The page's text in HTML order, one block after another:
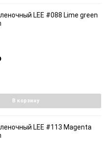
LEE #088 Lime green
В корзину
LEE #113 Magenta